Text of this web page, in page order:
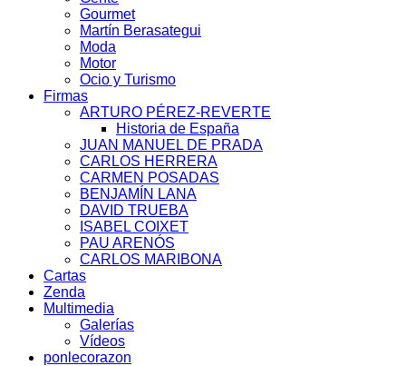
Gourmet
Martín Berasategui
Moda
Motor
Ocio y Turismo
Firmas
ARTURO PÉREZ-REVERTE
Historia de España
JUAN MANUEL DE PRADA
CARLOS HERRERA
CARMEN POSADAS
BENJAMÍN LANA
DAVID TRUEBA
ISABEL COIXET
PAU ARENÓS
CARLOS MARIBONA
Cartas
Zenda
Multimedia
Galerías
Vídeos
ponlecorazon